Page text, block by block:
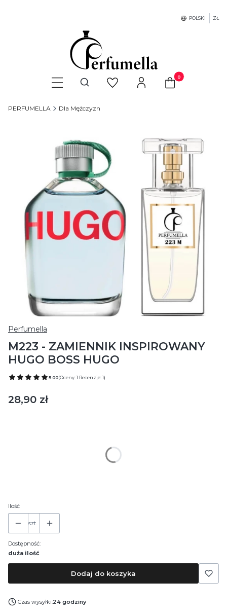
POLSKI ZŁ
Otwórz wyszukiwarkę Produkty w
PERFUMELLA Dla Mężczyzn
Perfumella
M223 - ZAMIENNIK INSPIROWANY
HUGO BOSS HUGO
5.00(Oceny: 1 Recenzje: 1)
Cena
28,90 zł
Ilość
szt.
Dostępność:
duża ilość
Dodaj do koszyka
Czas wysyłki:24 godziny